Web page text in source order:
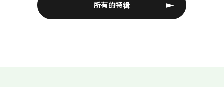
所有的特辑